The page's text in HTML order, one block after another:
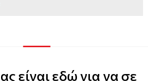
είναι εδώ για να σε